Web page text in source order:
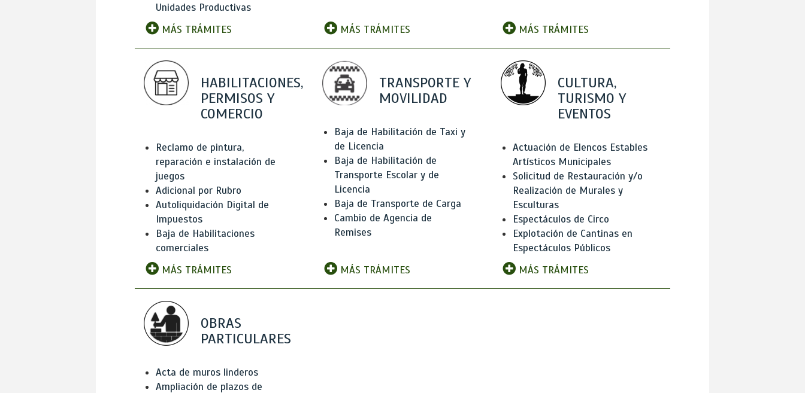
Unidades Productivas
MÁS TRÁMITES
MÁS TRÁMITES MÁS TRÁMITES
HABILITACIONES,
PERMISOS Y
COMERCIO
Reclamo de pintura,
reparación e instalación de
juegos
Adicional por Rubro
Autoliquidación Digital de
Impuestos
Baja de Habilitaciones
comerciales
MÁS TRÁMITES
TRANSPORTE Y
MOVILIDAD
Baja de Habilitación de Taxi y
de Licencia
Baja de Habilitación de
Transporte Escolar y de
Licencia
Baja de Transporte de Carga
Cambio de Agencia de
Remises
MÁS TRÁMITES
CULTURA,
TURISMO Y
EVENTOS
Actuación de Elencos Estables
Artísticos Municipales
Solicitud de Restauración y/o
Realización de Murales y
Esculturas
Espectáculos de Circo
Explotación de Cantinas en
Espectáculos Públicos
MÁS TRÁMITES
OBRAS
PARTICULARES
Acta de muros linderos
Ampliación de plazos de